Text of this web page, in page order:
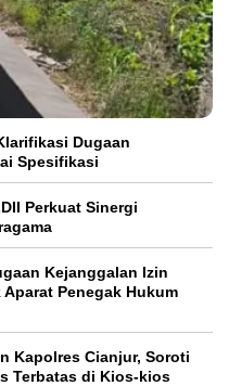
Dugaan
Spesifikasi
Perkuat Sinergi
Kejanggalan Izin
Penegak Hukum
Kapolres Cianjur, Soroti
Terbatas di Kios-kios